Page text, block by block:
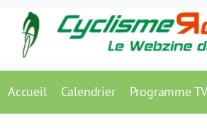
Accueil Calendrier Programme TV